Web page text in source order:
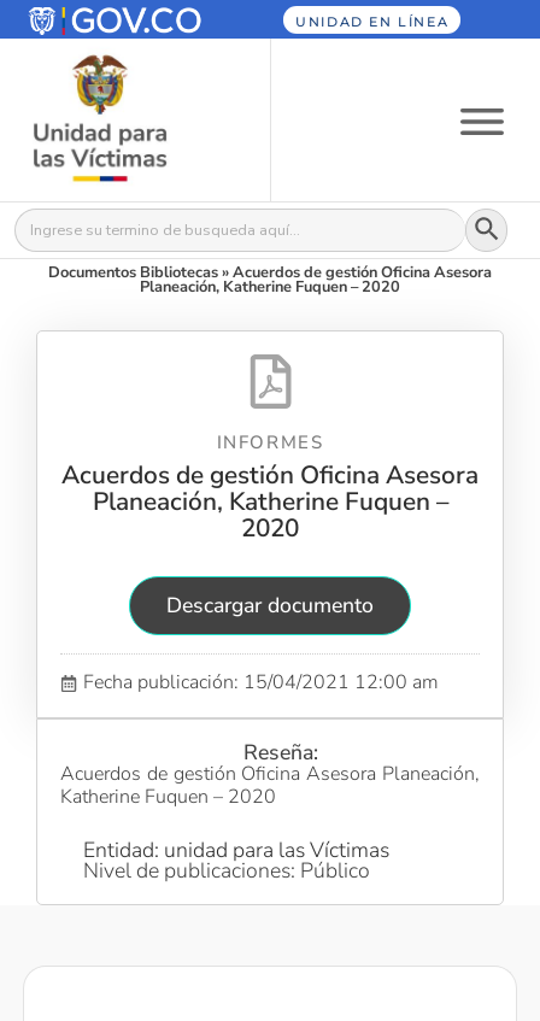
UNIDAD EN LÍNEA
Buscar: Botón
Documentos Bibliotecas»Acuerdos de gestión Oficina Asesora
Planeación, Katherine Fuquen – 2020
INFORMES
Acuerdos de gestión Oficina Asesora
Planeación, Katherine Fuquen –
2020
Descargar documento
Fecha publicación: 15/04/2021 12:00 am
Reseña:
Acuerdos de gestión Oficina Asesora Planeación,
Katherine Fuquen – 2020
Entidad: unidad para las Víctimas
Nivel de publicaciones: Público